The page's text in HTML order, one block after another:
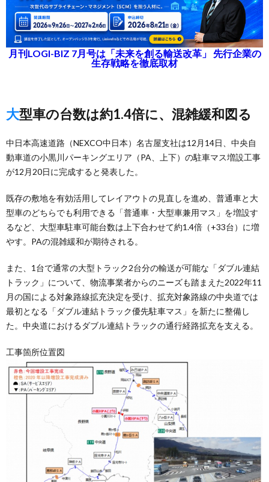
月刊LOGI-BIZ 7月号は「未来を創る輸送改革」 先行企業の
生存戦略を徹底取材
大型車の台数は約1.4倍に、混雑緩和図る
中日本高速道路（NEXCO中日本）名古屋支社は12月14日、中央自
動車道の小黒川パーキングエリア（PA、上下）の駐車マス増設工事
が12月20日に完成すると発表した。
既存の敷地を有効活用してレイアウトの見直しを進め、普通車と大
型車のどちらでも利用できる「普通車・大型車兼用マス」を増設す
るなど、大型車駐車可能台数は上下合わせて約1.4倍（+33台）に増
やす。PAの混雑緩和が期待される。
また、1台で通常の大型トラック2台分の輸送が可能な「ダブル連結
トラック」について、物流事業者からのニーズも踏まえた2022年11
月の国による対象路線拡充決定を受け、拡充対象路線の中央道では
最初となる「ダブル連結トラック優先駐車マス」を新たに整備し
た。中央道におけるダブル連結トラックの通行経路拡充を支える。
工事箇所位置図